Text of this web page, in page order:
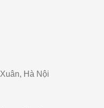
Hà Nội